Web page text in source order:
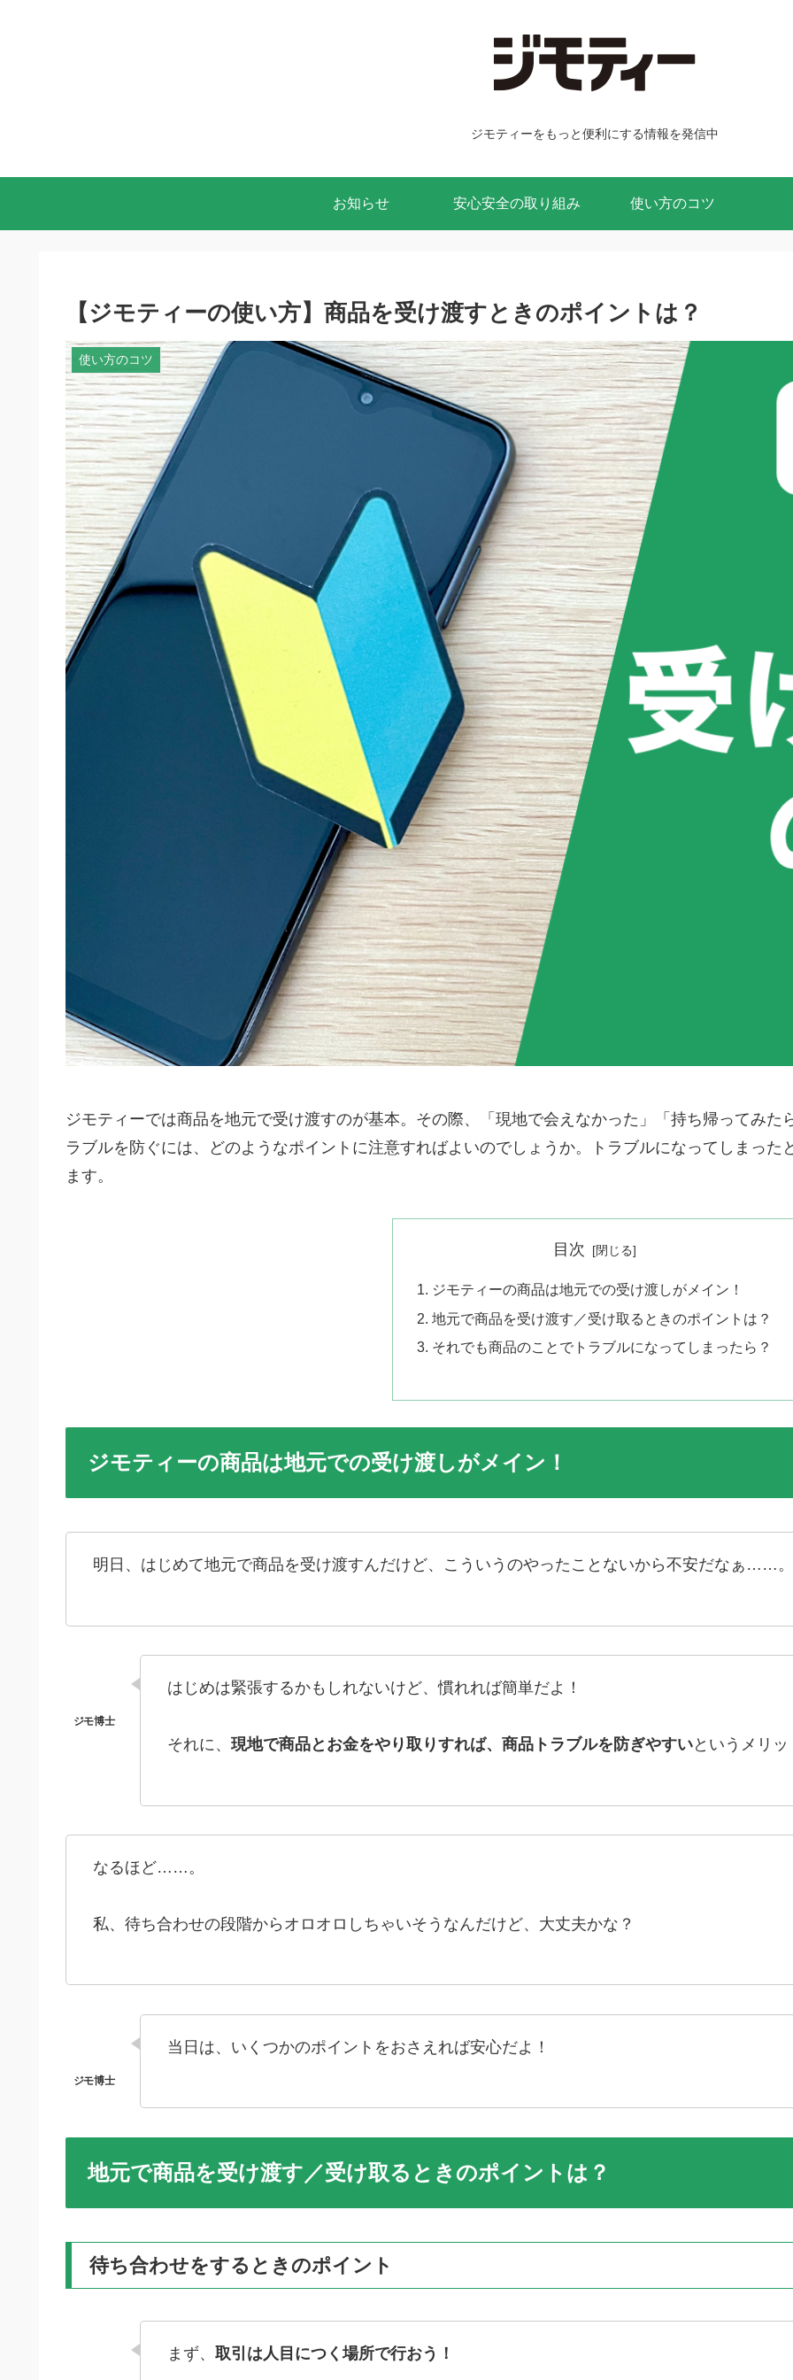
ジモティーをもっと便利にする情報を発信中
お知らせ 安心安全の取り組み 使い方のコツ
【ジモティーの使い方】商品を受け渡すときのポイントは？
使い方のコツ
ジモティーでは商品を地元で受け渡すのが基本。その際、「現地で会えなかった」「持ち帰ってみ
ラブルを防ぐには、どのようなポイントに注意すればよいのでしょうか。トラブルになってしまっ
ます。
目次
ジモティーの商品は地元での受け渡しがメイン！
地元で商品を受け渡す／受け取るときのポイントは？
それでも商品のことでトラブルになってしまったら？
ジモティーの商品は地元での受け渡しがメイン！
明日、はじめて地元で商品を受け渡すんだけど、こういうのやったことないから不安だなぁ……。
はじめは緊張するかもしれないけど、慣れれば簡単だよ！
それに、 現地で商品とお金をやり取りすれば、商品トラブルを防ぎやすいというメリ
なるほど……。
私、待ち合わせの段階からオロオロしちゃいそうなんだけど、大丈夫かな？
当日は、いくつかのポイントをおさえれば安心だよ！
地元で商品を受け渡す／受け取るときのポイントは？
待ち合わせをするときのポイント
まず、 取引は人目につく場所で行おう！